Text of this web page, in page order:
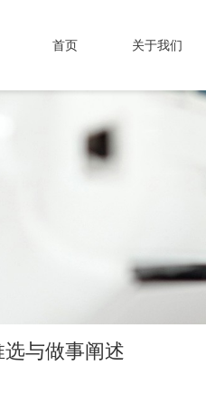
首页 关于我们
与做事阐述